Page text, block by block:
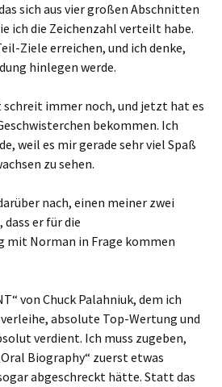
sich aus vier großen Abschnitten
ich die Zeichenzahl verteilt habe.
Ziele erreichen, und ich denke,
hinlegen werde.
schreit immer noch, und jetzt hat es
bekommen. Ich
weil es mir gerade sehr viel Spaß
zu sehen.
nach, einen meiner zwei
er für die
mit Norman in Frage kommen
von Chuck Palahniuk, dem ich
absolute Top-Wertung und
verdient. Ich muss zugeben,
Biography“ zuerst etwas
abgeschreckt hätte. Statt das